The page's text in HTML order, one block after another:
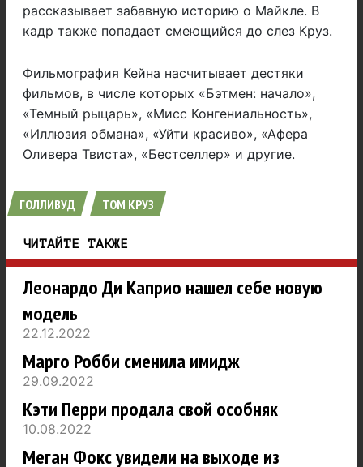
рассказывает забавную историю о Майкле. В
кадр также попадает смеющийся до слез Круз.
Фильмография Кейна насчитывает дестяки
фильмов, в числе которых «Бэтмен: начало»,
«Темный рыцарь», «Мисс Конгениальность»,
«Иллюзия обмана», «Уйти красиво», «Афера
Оливера Твиста», «Бестселлер» и другие.
ГОЛЛИВУД ТОМ КРУЗ
ЧИТАЙТЕ ТАКЖЕ
Леонардо Ди Каприо нашел себе новую
модель
22.12.2022
Марго Робби сменила имидж
29.09.2022
Кэти Перри продала свой особняк
10.08.2022
Меган Фокс увидели на выходе из